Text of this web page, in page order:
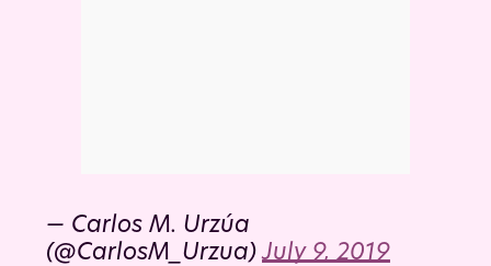
— Carlos M. Urzúa
(@CarlosM_Urzua)July 9, 2019